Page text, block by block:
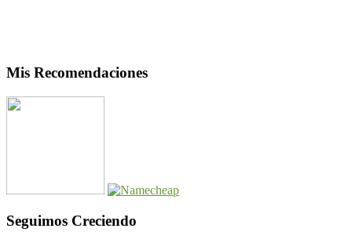
Mis Recomendaciones
Seguimos Creciendo